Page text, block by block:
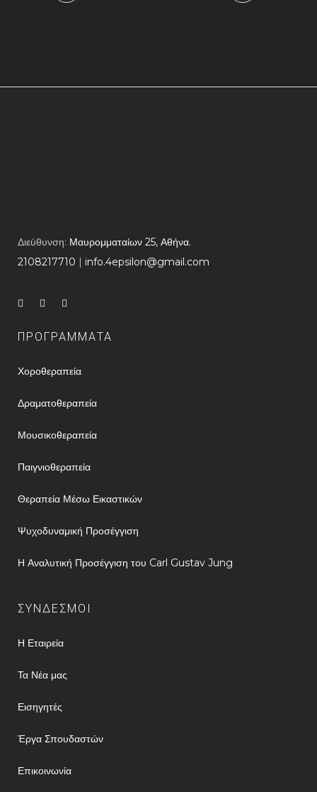
Διεύθυνση: Μαυρομματαίων 25, Αθήνα.
2108217710 ​ | info.4epsilon@gmail.com
ΠΡΟΓΡΑΜΜΑΤΑ
Χοροθεραπεία
Δραματοθεραπεία
Μουσικοθεραπεία
Παιγνιοθεραπεία
Θεραπεία Μέσω Εικαστικών
Ψυχοδυναμική Προσέγγιση
Η Αναλυτική Προσέγγιση του Carl Gustav Jung
ΣΥΝΔΕΣΜΟΙ
Η Εταιρεία
Τα Νέα μας
Εισηγητές
Έργα Σπουδαστών
Επικοινωνία